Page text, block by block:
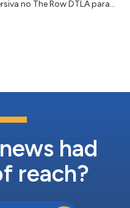
no The Row DTLA para
criativo por trás da parceria.
o evento levou o
had
reach?